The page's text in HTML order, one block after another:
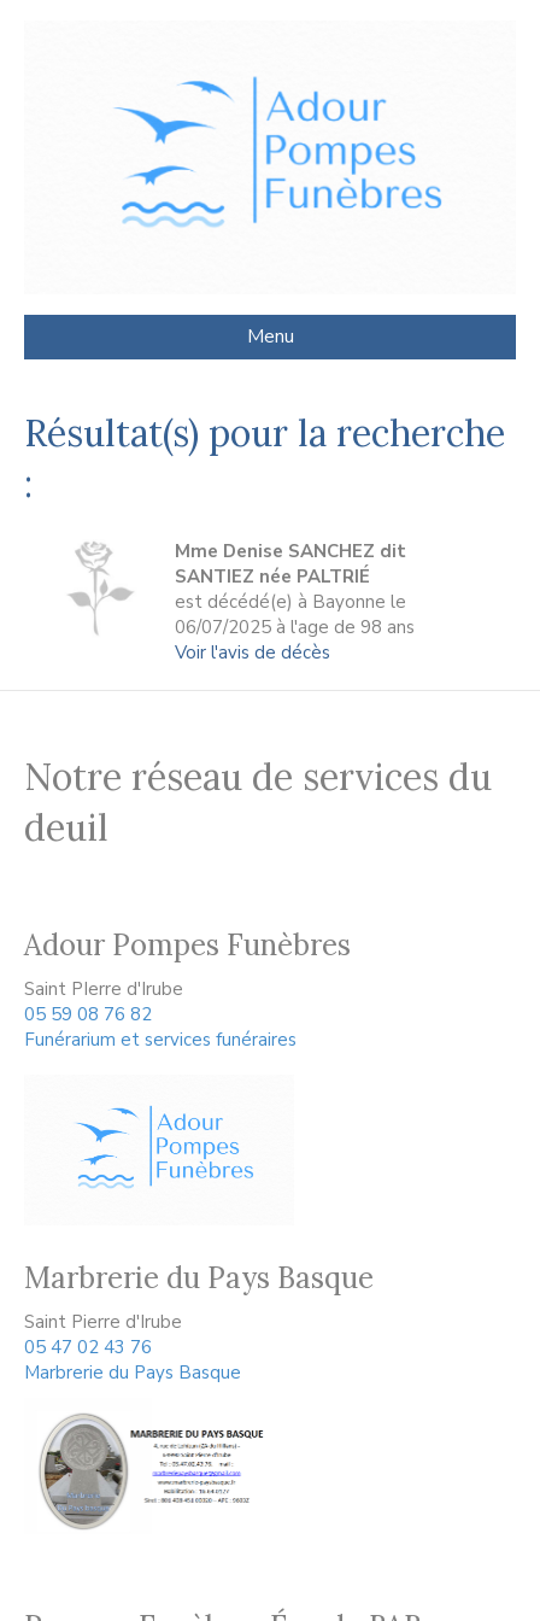
Menu
Résultat(s) pour la recherche
:
Mme Denise SANCHEZ dit
SANTIEZ née PALTRIÉ
est décédé(e) à Bayonne le
06/07/2025 à l'age de 98 ans
Voir l'avis de décès
Notre réseau de services du
deuil
Adour Pompes Funèbres
Saint PIerre d'Irube
05 59 08 76 82
Funérarium et services funéraires
Marbrerie du Pays Basque
Saint Pierre d'Irube
05 47 02 43 76
Marbrerie du Pays Basque